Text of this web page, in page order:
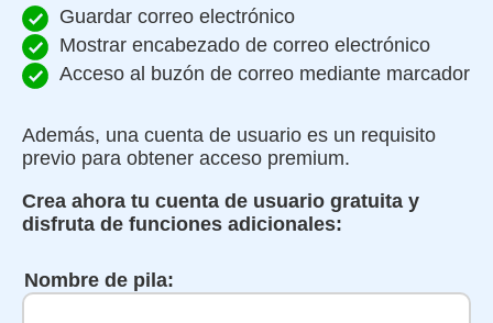
Guardar correo electrónico
Mostrar encabezado de correo electrónico
Acceso al buzón de correo mediante marcador
Además, una cuenta de usuario es un requisito
previo para obtener acceso premium.
Crea ahora tu cuenta de usuario gratuita y
disfruta de funciones adicionales:
Nombre de pila: